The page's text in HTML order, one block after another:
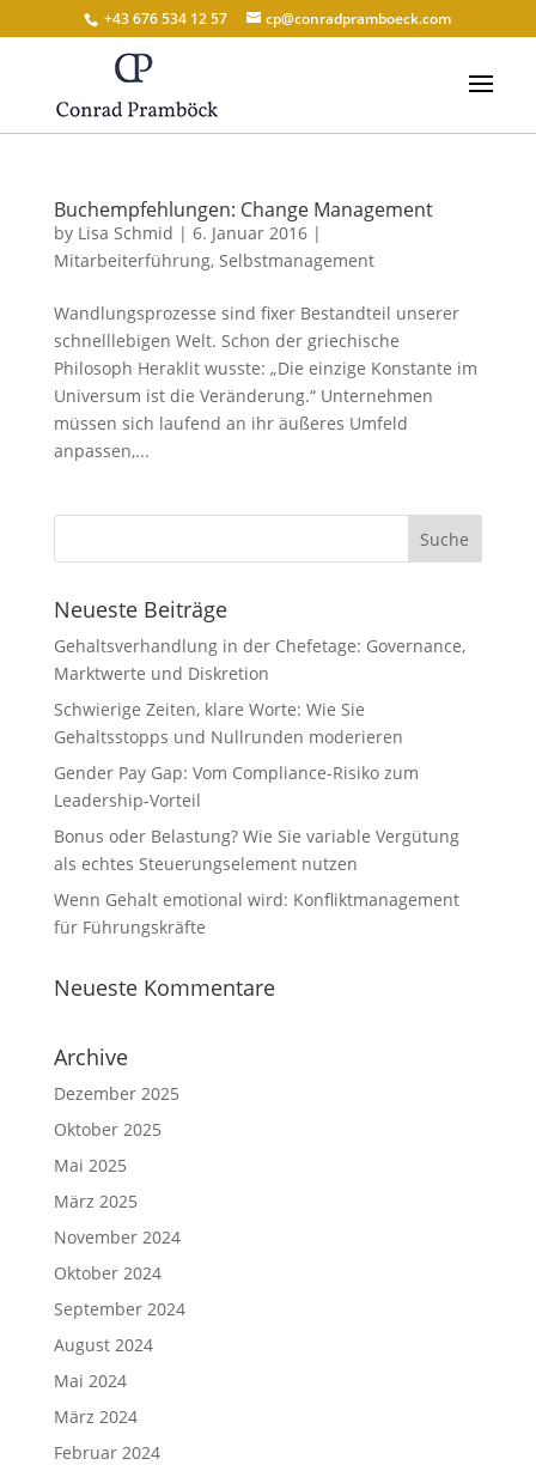
+43 676 534 12 57 cp@conradpramboeck.com
Buchempfehlungen: Change Management
by Lisa Schmid | 6. Januar 2016|
Mitarbeiterführung, Selbstmanagement
Wandlungsprozesse sind fixer Bestandteil unserer
schnelllebigen Welt. Schon der griechische
Philosoph Heraklit wusste: „Die einzige Konstante im
Universum ist die Veränderung.“ Unternehmen
müssen sich laufend an ihr äußeres Umfeld
anpassen,...
Neueste Beiträge
Gehaltsverhandlung in der Chefetage: Governance,
Marktwerte und Diskretion
Schwierige Zeiten, klare Worte: Wie Sie
Gehaltsstopps und Nullrunden moderieren
Gender Pay Gap: Vom Compliance-Risiko zum
Leadership-Vorteil
Bonus oder Belastung? Wie Sie variable Vergütung
als echtes Steuerungselement nutzen
Wenn Gehalt emotional wird: Konfliktmanagement
für Führungskräfte
Neueste Kommentare
Archive
Dezember 2025
Oktober 2025
Mai 2025
März 2025
November 2024
Oktober 2024
September 2024
August 2024
Mai 2024
März 2024
Februar 2024